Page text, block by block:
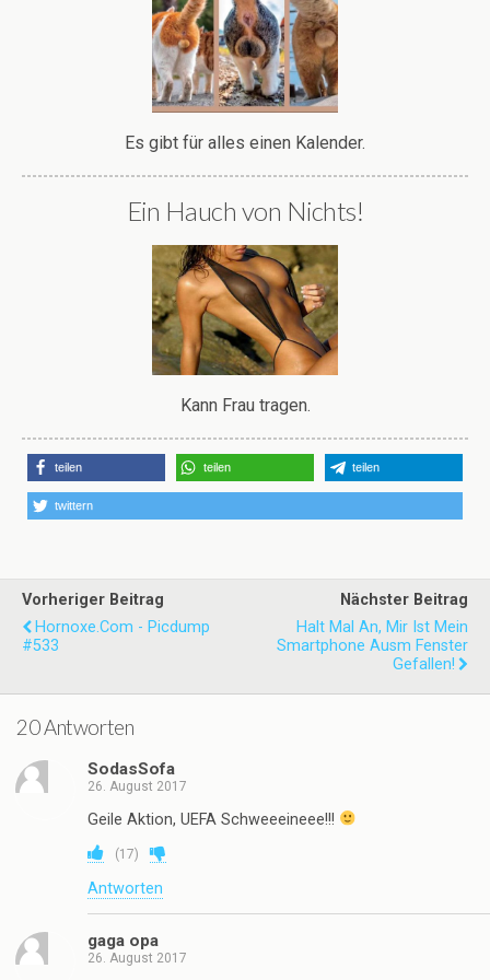
Es gibt für alles einen Kalender.
Ein Hauch von Nichts!
Kann Frau tragen.
teilen teilen teilen
twittern
Vorheriger Beitrag
Hornoxe.com - Picdump
#533
Nächster Beitrag
Halt Mal An, Mir Ist Mein
Smartphone Ausm Fenster
Gefallen!
20 Antworten
SodasSofa
26. August 2017
Geile Aktion, UEFA Schweeeineee!!!
(17)
Antworten
gaga opa
26. August 2017